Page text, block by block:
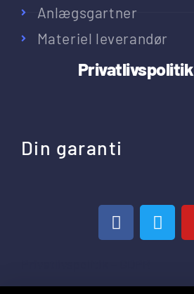
Anlægsgartner
Materiel leverandør
Privatlivspolitik
Din garanti